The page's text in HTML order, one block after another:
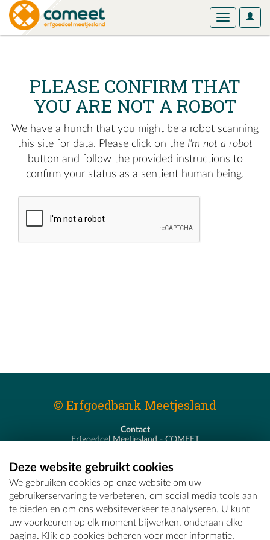
User
Toggle
PLEASE CONFIRM THAT
YOU ARE NOT A ROBOT
We have a hunch that you might be a robot scanning
this site for data. Please click on the I'm not a robot
button and follow the provided instructions to
confirm your status as a sentient human being.
© Erfgoedbank Meetjesland
Contact
Erfgoedcel Meetjesland - COMEET
T - 09 373 75 96
E -erfgoedcel@comeet.be
Deze website gebruikt cookies
We gebruiken cookies op onze website om uw
gebruikerservaring te verbeteren, om social media tools aan
te bieden en om ons websiteverkeer te analyseren. U kunt
uw voorkeuren op elk moment bijwerken, onderaan elke
pagina. Klik op cookies beheren voor meer informatie.